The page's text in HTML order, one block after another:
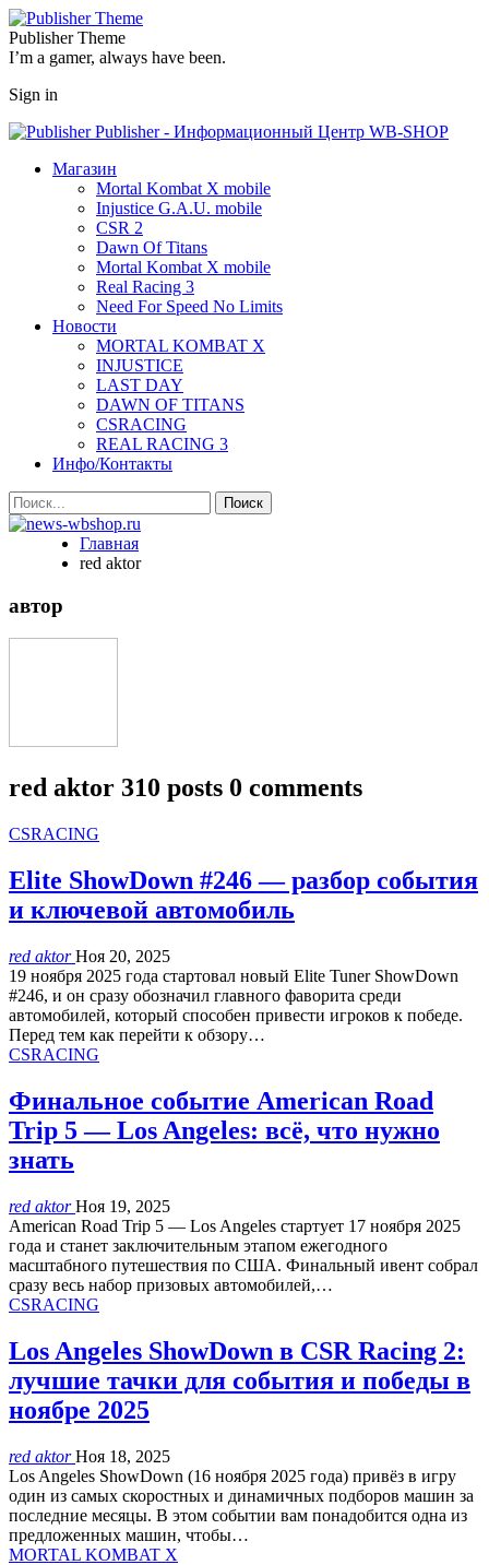
Publisher Theme
I’m a gamer, always have been.
Sign in
Publisher - Информационный Центр WB-SHOP
Магазин
Mortal Kombat X mobile
Injustice G.A.U. mobile
CSR 2
Dawn Of Titans
Mortal Kombat X mobile
Real Racing 3
Need For Speed No Limits
Новости
MORTAL KOMBAT X
INJUSTICE
LAST DAY
DAWN OF TITANS
CSRACING
REAL RACING 3
Инфо/Контакты
Главная
red aktor
автор
red aktor 310 posts 0 comments
CSRACING
Elite ShowDown #246 — разбор события
и ключевой автомобиль
red aktorНоя 20, 2025
19 ноября 2025 года стартовал новый Elite Tuner ShowDown
#246, и он сразу обозначил главного фаворита среди
автомобилей, который способен привести игроков к победе.
Перед тем как перейти к обзору…
CSRACING
Финальное событие American Road
Trip 5 — Los Angeles: всё, что нужно
знать
red aktorНоя 19, 2025
American Road Trip 5 — Los Angeles стартует 17 ноября 2025
года и станет заключительным этапом ежегодного
масштабного путешествия по США. Финальный ивент собрал
сразу весь набор призовых автомобилей,…
CSRACING
Los Angeles ShowDown в CSR Racing 2:
лучшие тачки для события и победы в
ноябре 2025
red aktorНоя 18, 2025
Los Angeles ShowDown (16 ноября 2025 года) привёз в игру
один из самых скоростных и динамичных подборов машин за
последние месяцы. В этом событии вам понадобится одна из
предложенных машин, чтобы…
MORTAL KOMBAT X